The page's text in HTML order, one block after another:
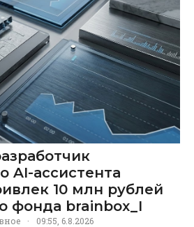
AI-ассистента
10 млн рублей
фонда brainbox_I
· 09:55, 6.8.2026